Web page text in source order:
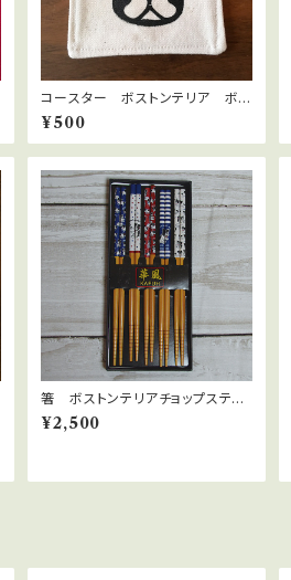
コースター ボストンテリア ボス
トンフェイス ブラック
¥500
箸 ボストンテリアチョップスティ
ック ５膳セット
¥2,500